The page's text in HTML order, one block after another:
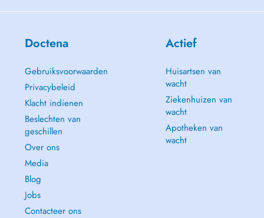
Doctena
Gebruiksvoorwaarden
Privacybeleid
Klacht indienen
Beslechten van
geschillen
Over ons
Media
Blog
Jobs
Contacteer ons
Actief
Huisartsen van
wacht
Ziekenhuizen van
wacht
Apotheken van
wacht